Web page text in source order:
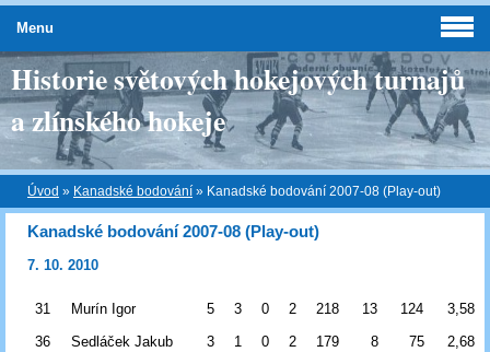
Historie světových hokejových turnajů
a zlínského hokeje
Úvod » Kanadské bodování » Kanadské bodování 2007-08 (Play-out)
Kanadské bodování 2007-08 (Play-out)
7. 10. 2010
31 Murín Igor 5 3 0 2 218 13 124
3,58
36
Sedláček Jakub 3 1 0 2 179 8 75
2,68
Menu